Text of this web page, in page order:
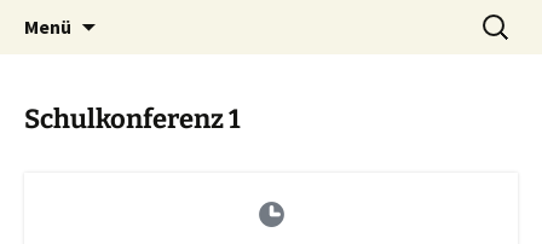
Menü
Suchen
nach:
Schulkonferenz 1